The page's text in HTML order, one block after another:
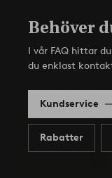
Behöver
I vår FAQ hittar
du enklast
Kundservice
Rabatter